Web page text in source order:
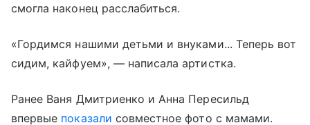
смогла наконец расслабиться.
«Гордимся нашими детьми и внуками... Теперь вот
сидим, кайфуем», — написала артистка.
Ранее Ваня Дмитриенко и Анна Пересильд
впервые показали совместное фото с мамами.